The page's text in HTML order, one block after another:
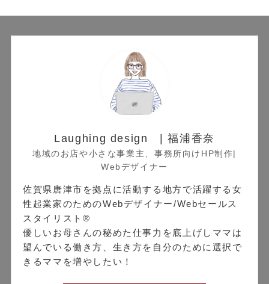
Laughing design | 福浦香奈
地域のお店や小さな事業主、事務所向けHP制作|
Webデザイナー
佐賀県唐津市を拠点に活動する地方で活躍する女
性起業家のためのWebデザイナー/Webセールス
スタイリスト®︎
優しいお母さんの秘めた仕事力を底上げしママは
望んでいる働き方、生き方を自分のために選択で
きるママを増やしたい！